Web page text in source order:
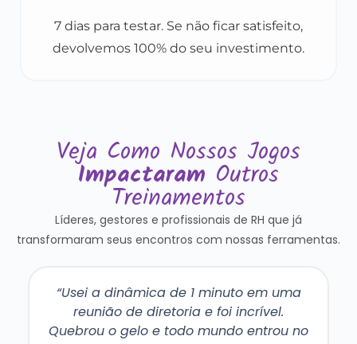
7 dias para testar. Se não ficar satisfeito,
devolvemos 100% do seu investimento.
Veja Como Nossos Jogos
Impactaram Outros
Treinamentos
Líderes, gestores e profissionais de RH que já
transformaram seus encontros com nossas ferramentas.
“Finalmente um material prático e direto
ao ponto. As dinâmicas são fáceis de
aplicar e os resultados são imediatos.